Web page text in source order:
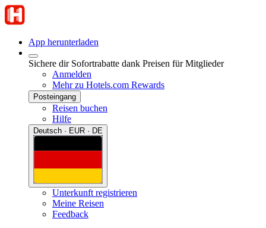
App herunterladen
Sichere dir Sofortrabatte dank Preisen für Mitglieder
Anmelden
Mehr zu Hotels.com Rewards
Posteingang
Reisen buchen
Hilfe
Deutsch · EUR · DE
Unterkunft registrieren
Meine Reisen
Feedback